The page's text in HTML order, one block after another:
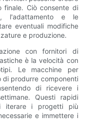
finale. Ciò consente di
l'adattamento e le
eventuali modifiche
e produzione.
con fornitori di
è la velocità con
Le macchine per
di produrre componenti
di ricevere i
Questi rapidi
iterare i progetti più
e immettere i